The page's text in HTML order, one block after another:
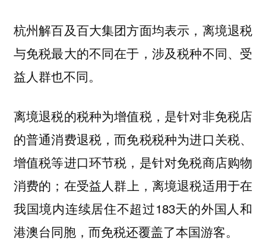
杭州解百及百大集团方面均表示，离境退税
与免税最大的不同在于，涉及税种不同、受
益人群也不同。
离境退税的税种为增值税，是针对非免税店
的普通消费退税，而免税税种为进口关税、
增值税等进口环节税，是针对免税商店购物
消费的；在受益人群上，离境退税适用于在
我国境内连续居住不超过183天的外国人和
港澳台同胞，而免税还覆盖了本国游客。